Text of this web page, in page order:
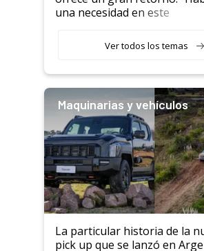
una necesidad en este
Ver todos los temas
Maquinarias y vehículos
La particular historia de la
pick up que se lanzó en